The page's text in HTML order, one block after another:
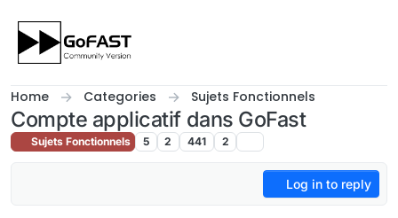
Home Categories Sujets Fonctionnels
Compte applicatif dans GoFast
Sujets Fonctionnels 5 2 441 2
Log in to reply